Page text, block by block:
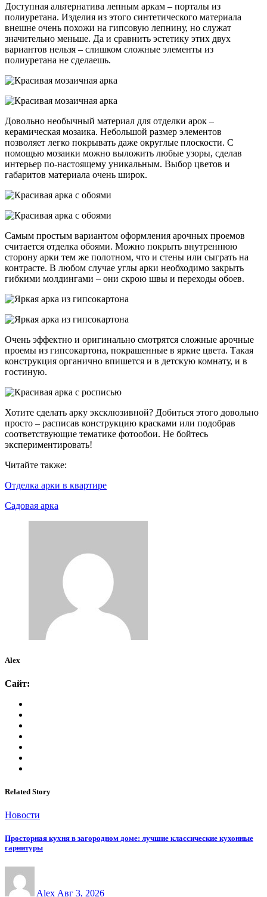
Доступная альтернатива лепным аркам – порталы из
полиуретана. Изделия из этого синтетического материала
внешне очень похожи на гипсовую лепнину, но служат
значительно меньше. Да и сравнить эстетику этих двух
вариантов нельзя – слишком сложные элементы из
полиуретана не сделаешь.
Довольно необычный материал для отделки арок –
керамическая мозаика. Небольшой размер элементов
позволяет легко покрывать даже округлые плоскости. С
помощью мозаики можно выложить любые узоры, сделав
интерьер по-настоящему уникальным. Выбор цветов и
габаритов материала очень широк.
Самым простым вариантом оформления арочных проемов
считается отделка обоями. Можно покрыть внутреннюю
сторону арки тем же полотном, что и стены или сыграть на
контрасте. В любом случае углы арки необходимо закрыть
гибкими молдингами – они скрою швы и переходы обоев.
Очень эффектно и оригинально смотрятся сложные арочные
проемы из гипсокартона, покрашенные в яркие цвета. Такая
конструкция органично впишется и в детскую комнату, и в
гостиную.
Хотите сделать арку эксклюзивной? Добиться этого довольно
просто – расписав конструкцию красками или подобрав
соответствующие тематике фотообои. Не бойтесь
экспериментировать!
Читайте также:
Отделка арки в квартире
Садовая арка
Alex
Сайт:
Related Story
Новости
Просторная кухня в загородном доме: лучшие классические кухонные
гарнитуры
Alex Авг 3, 2026